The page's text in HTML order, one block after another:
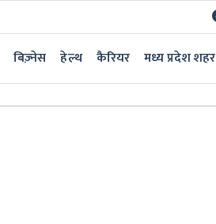
बिज़्नेस हेल्थ कैरियर मध्य प्रदेश शहर